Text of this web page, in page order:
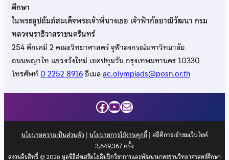
ศึกษา
ในพระอุปถัมภ์สมเด็จพระเจ้าพี่นางเธอ เจ้าฟ้ากัลยาณิวัฒนา กรม
หลวงนราธิวาสราชนครินทร์
254 ตึกเคมี 2 คณะวิทยาศาสตร์ จุฬาลงกรณ์มหาวิทยาลัย
ถนนพญาไท แขวงวังใหม่ เขตปทุมวัน กรุงเทพมหานคร 10330
โทรศัพท์ 0 2252 8916อีเมลac.olympiads@posn.or.th
Facebook
YouTube
Mail
นโยบายความเป็นส่วนตัว| นโยบายการใช้งานคุกกี้| สถิติการเข้าชมเว็บไซต์
3,649,367ครั้ง
สงวนลิขสิทธิ์ © 2026 มูลนิธิส่งเสริมโอลิมปิกวิชาการและพัฒนามาตรฐานวิทยาศาสตร์ศึกษา